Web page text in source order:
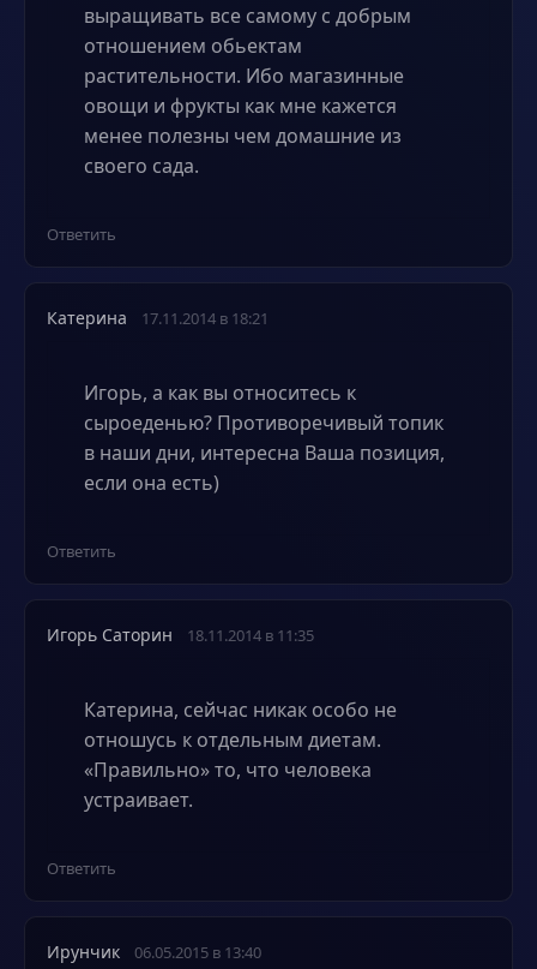
выращивать все самому с добрым
отношением обьектам
растительности. Ибо магазинные
овощи и фрукты как мне кажется
менее полезны чем домашние из
своего сада.
Ответить
Катерина 17.11.2014 в 18:21
Игорь, а как вы относитесь к
сыроеденью? Противоречивый топик
в наши дни, интересна Ваша позиция,
если она есть)
Ответить
Игорь Саторин 18.11.2014 в 11:35
Катерина, сейчас никак особо не
отношусь к отдельным диетам.
«Правильно» то, что человека
устраивает.
Ответить
Ирунчик 06.05.2015 в 13:40